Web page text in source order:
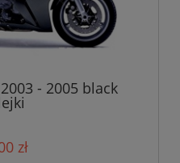
- 2005 black
zł